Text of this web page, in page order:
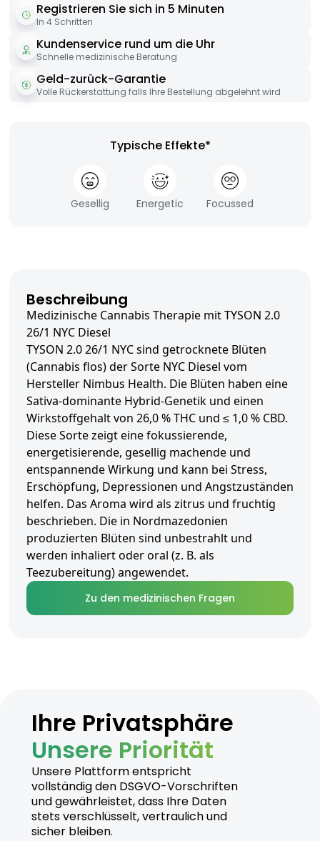
Registrieren Sie sich in 5 Minuten
In 4 Schritten
Kundenservice rund um die Uhr
Schnelle medizinische Beratung
Geld-zurück-Garantie
Volle Rückerstattung falls Ihre Bestellung abgelehnt wird
Typische Effekte*
Gesellig Energetic Focussed
Beschreibung
Medizinische Cannabis Therapie mit TYSON 2.0
26/1 NYC Diesel
TYSON 2.0 26/1 NYC sind getrocknete Blüten
(Cannabis flos) der Sorte NYC Diesel vom
Hersteller Nimbus Health. Die Blüten haben eine
Sativa-dominante Hybrid-Genetik und einen
Wirkstoffgehalt von 26,0 % THC und ≤ 1,0 % CBD.
Diese Sorte zeigt eine fokussierende,
energetisierende, gesellig machende und
entspannende Wirkung und kann bei Stress,
Erschöpfung, Depressionen und Angstzuständen
helfen. Das Aroma wird als zitrus und fruchtig
beschrieben. Die in Nordmazedonien
produzierten Blüten sind unbestrahlt und
werden inhaliert oder oral (z. B. als
Teezubereitung) angewendet.
Zu den medizinischen Fragen
Ihre Privatsphäre
Unsere Priorität
Unsere Plattform entspricht
vollständig den DSGVO-Vorschriften
und gewährleistet, dass Ihre Daten
stets verschlüsselt, vertraulich und
sicher bleiben.